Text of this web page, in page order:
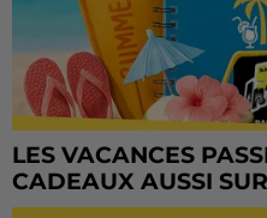
LES VACANCES
CADEAUX AUSSI